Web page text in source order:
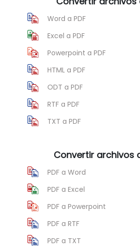
Word a PDF
Excel a PDF
Powerpoint a PDF
HTML a PDF
ODT a PDF
RTF a PDF
TXT a PDF
Convertir archivos
PDF a Word
PDF a Excel
PDF a Powerpoint
PDF a RTF
PDF a TXT